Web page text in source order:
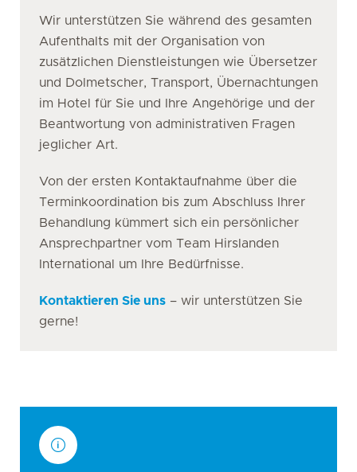
Wir unterstützen Sie während des gesamten
Aufenthalts mit der Organisation von
zusätzlichen Dienstleistungen wie Übersetzer
und Dolmetscher, Transport, Übernachtungen
im Hotel für Sie und Ihre Angehörige und der
Beantwortung von administrativen Fragen
jeglicher Art.
Von der ersten Kontaktaufnahme über die
Terminkoordination bis zum Abschluss Ihrer
Behandlung kümmert sich ein persönlicher
Ansprechpartner vom Team Hirslanden
International um Ihre Bedürfnisse.
Kontaktieren Sie uns – wir unterstützen Sie
gerne!